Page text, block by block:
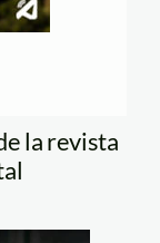
la revista